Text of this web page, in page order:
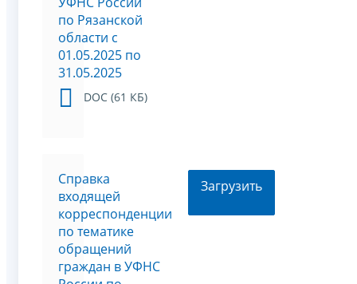
по Рязанской
области c
01.05.2025 по
31.05.2025
DOC (61 КБ)
Справка
входящей
корреспонденции
по тематике
обращений
граждан в УФНС
Загрузить